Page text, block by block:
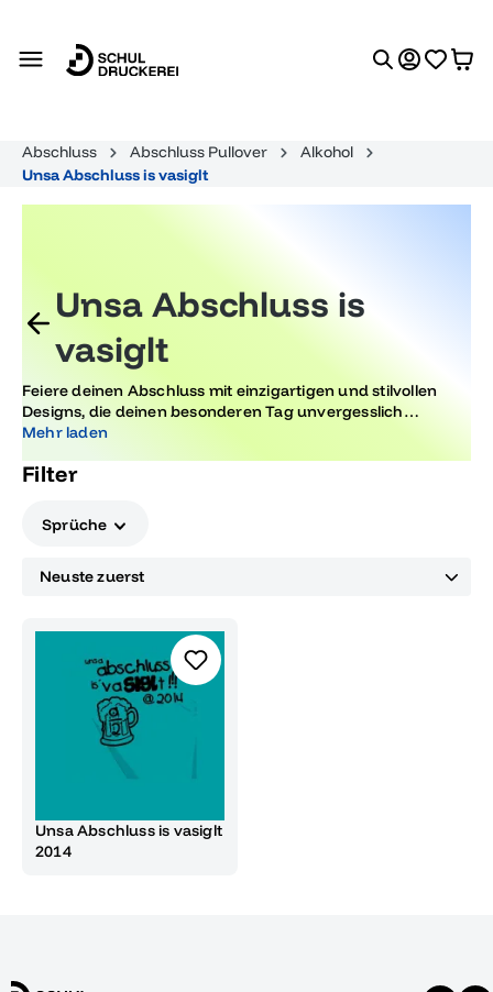
Abschluss Abschluss Pullover
Alkohol
Unsa Abschluss is vasiglt
Unsa Abschluss is
vasiglt
Feiere deinen Abschluss mit einzigartigen und stilvollen
Designs, die deinen besonderen Tag unvergesslich
machen. Entdecke Motive, die perfekt für deine
variierenden Trends inspirieren. Mach deinen Tag
Mehr laden
Filter
Sprüche
Unsa Abschluss is vasiglt
2014